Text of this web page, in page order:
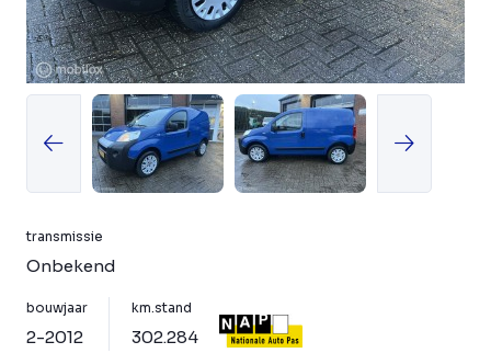
transmissie
Onbekend
bouwjaar
2-2012
km.stand
302.284